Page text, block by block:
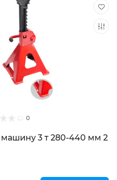
0
машину 3 т 280-440 мм 2